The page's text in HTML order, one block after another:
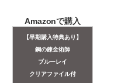
Amazonで購入
【早期購入特典あり】
鋼の錬金術師
ブルーレイ
クリアファイル付